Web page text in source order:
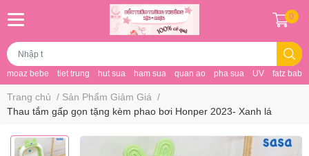
moaz bebe tiet trung hut sua ham sua quan ao pha sua UV fatz baby
0
Trang chủ / Sản Phẩm Giảm Giá /
Thau tắm gấp gọn tặng kèm phao bơi Honper 2023- Xanh lá